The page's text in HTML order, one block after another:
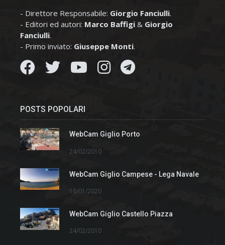
- Direttore Responsabile: Giorgio Fanciulli.
- Editori ed autori: Marco Baffigi & Giorgio
Fanciulli.
- Primo inviato: Giuseppe Monti.
POSTS POPOLARI
WebCam Giglio Porto
24/02/2010
WebCam Giglio Campese - Lega Navale
16/01/2020
WebCam Giglio Castello Piazza
24/02/2010